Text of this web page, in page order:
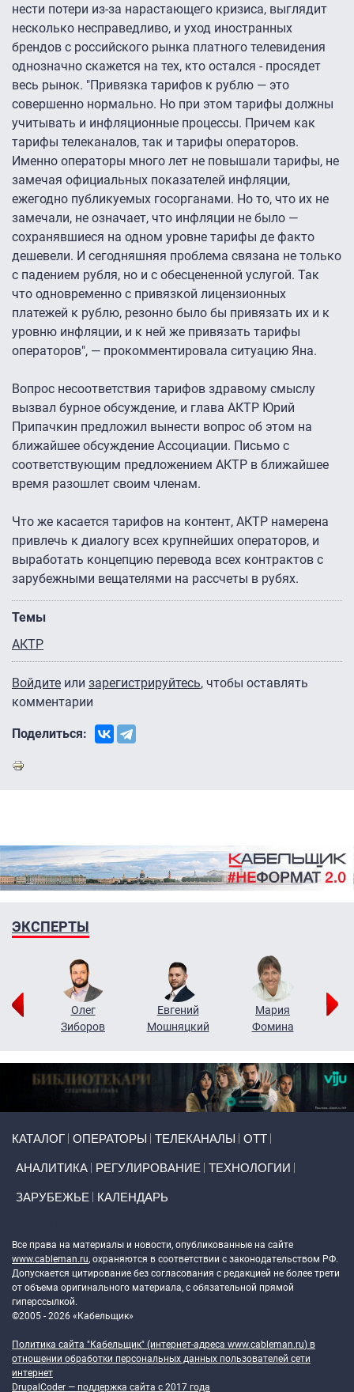
нести потери из-за нарастающего кризиса, выглядит
несколько несправедливо, и уход иностранных
брендов с российского рынка платного телевидения
однозначно скажется на тех, кто остался - просядет
весь рынок. "Привязка тарифов к рублю — это
совершенно нормально. Но при этом тарифы должны
учитывать и инфляционные процессы. Причем как
тарифы телеканалов, так и тарифы операторов.
Именно операторы много лет не повышали тарифы, не
замечая официальных показателей инфляции,
ежегодно публикуемых госорганами. Но то, что их не
замечали, не означает, что инфляции не было —
сохранявшиеся на одном уровне тарифы де факто
дешевели. И сегодняшняя проблема связана не только
с падением рубля, но и с обесцененной услугой. Так
что одновременно с привязкой лицензионных
платежей к рублю, резонно было бы привязать их и к
уровню инфляции, и к ней же привязать тарифы
операторов", — прокомментировала ситуацию Яна.
Вопрос несоответствия тарифов здравому смыслу
вызвал бурное обсуждение, и глава АКТР Юрий
Припачкин предложил вынести вопрос об этом на
ближайшее обсуждение Ассоциации. Письмо с
соответствующим предложением АКТР в ближайшее
время разошлет своим членам.
Что же касается тарифов на контент, АКТР намерена
привлечь к диалогу всех крупнейших операторов, и
выработать концепцию перевода всех контрактов с
зарубежными вещателями на рассчеты в рубях.
Темы
АКТР
Войдите или зарегистрируйтесь, чтобы оставлять
комментарии
Поделиться:
ЭКСПЕРТЫ
Олег
Зиборов
Евгений
Мошняцкий
Мария
Фомина
КАТАЛОГ ОПЕРАТОРЫ ТЕЛЕКАНАЛЫ ОТТ
АНАЛИТИКА РЕГУЛИРОВАНИЕ ТЕХНОЛОГИИ
ЗАРУБЕЖЬЕ КАЛЕНДАРЬ
Все права на материалы и новости, опубликованные на сайте
www.cableman.ru, охраняются в соответствии с законодательством РФ.
Допускается цитирование без согласования с редакцией не более трети
от объема оригинального материала, с обязательной прямой
гиперссылкой.
©2005 - 2026 «Кабельщик»
Политика сайта "Кабельщик" (интернет-адреса www.cableman.ru) в
отношении обработки персональных данных пользователей сети
интернет
DrupalCoder — поддержка сайта c 2017 года